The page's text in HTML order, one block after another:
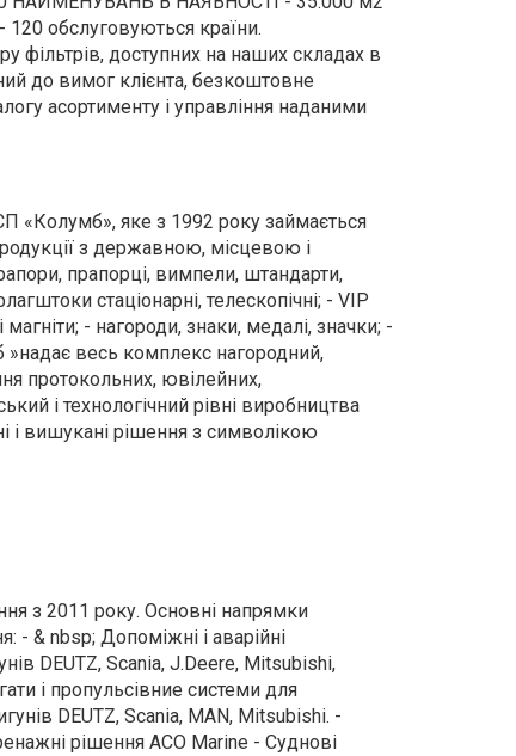
обслуговуються країни.
фільтрів, доступних на наших складах в
до вимог клієнта, безкоштовне
асортименту і управління наданими
«Колумб», яке з 1992 року займається
з державною, місцевою і
прапорці, вимпели, штандарти,
стаціонарні, телескопічні; - VIP
- нагороди, знаки, медалі, значки; -
весь комплекс нагородний,
протокольних, ювілейних,
і технологічний рівні виробництва
і вишукані рішення з символікою
з 2011 року. Основні напрямки
- & nbsp; Допоміжні і аварійні
DEUTZ, Scania, J.Deere, Mitsubishi,
і пропульсівние системи для
DEUTZ, Scania, MAN, Mitsubishi. -
рішення ACO Marine - Суднові